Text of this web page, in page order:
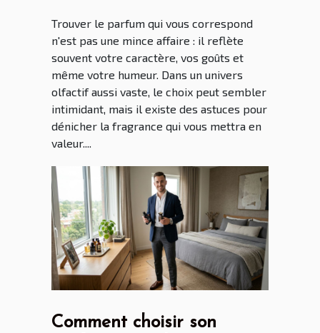
Trouver le parfum qui vous correspond
n'est pas une mince affaire : il reflète
souvent votre caractère, vos goûts et
même votre humeur. Dans un univers
olfactif aussi vaste, le choix peut sembler
intimidant, mais il existe des astuces pour
dénicher la fragrance qui vous mettra en
valeur....
Comment choisir son